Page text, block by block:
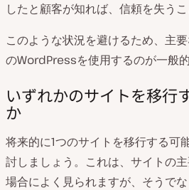
したと顧客が知れば、信頼を失うこ
このような状況を避けるため、主
のWordPressを使用するのが一般
いずれかのサイトを移行
か
将来的に1つのサイトを移行する可
討しましょう。これは、サイトの
場合によく見られますが、そうで